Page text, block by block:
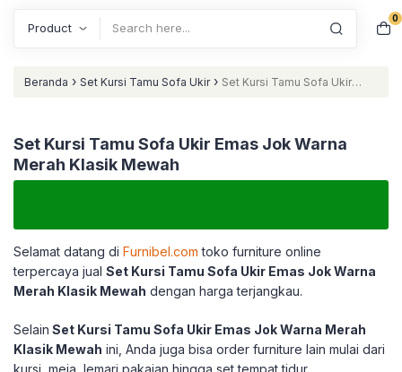
0
Beranda › Set Kursi Tamu Sofa Ukir › Set Kursi Tamu Sofa Ukir
Set Kursi Tamu Sofa Ukir Emas Jok Warna
Merah Klasik Mewah
Selamat datang di Furnibel.com toko furniture online
terpercaya jual Set Kursi Tamu Sofa Ukir Emas Jok Warna
Merah Klasik Mewah dengan harga terjangkau.
Selain Set Kursi Tamu Sofa Ukir Emas Jok Warna Merah
Klasik Mewah ini, Anda juga bisa order furniture lain mulai dari
kursi, meja, lemari pakaian hingga set tempat tidur.